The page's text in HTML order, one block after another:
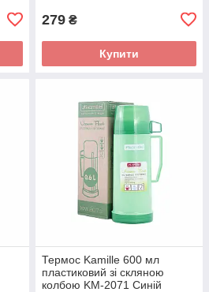
279 ₴
Купити
Термос Kamille 600 мл
пластиковий зі скляною
колбою KM-2071 Синій